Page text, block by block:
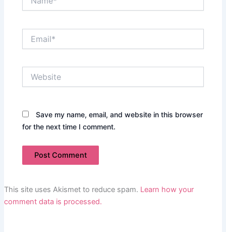
Save my name, email, and website in this browser
for the next time I comment.
This site uses Akismet to reduce spam. Learn how your
comment data is processed.